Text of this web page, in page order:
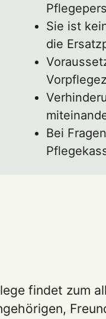
Sie ist
die
Bei
findet zum